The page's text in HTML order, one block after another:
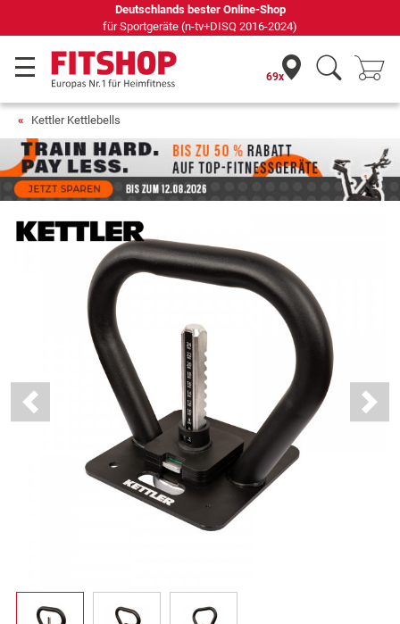
Deutschlands bester Online-Shop
für Sportgeräte (n-tv+DISQ 2016-2024)
69x
Kettler Kettlebells
Previous Next